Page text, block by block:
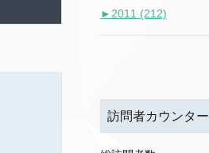
► 2011 (212)
訪問者カウンター